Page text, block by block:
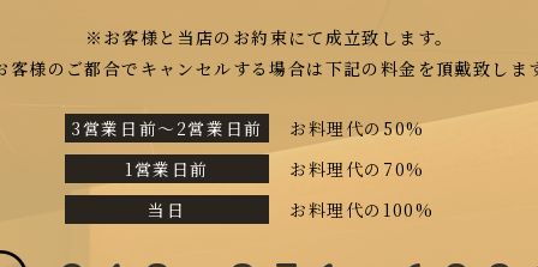
※お客様と当店のお約束にて成立致します。
様のご都合でキャンセルする場合は下記の料金を頂戴致しま
3営業日前〜2営業日前
お料理代の50%
1営業日前
お料理代の70%
当日
お料理代の100%